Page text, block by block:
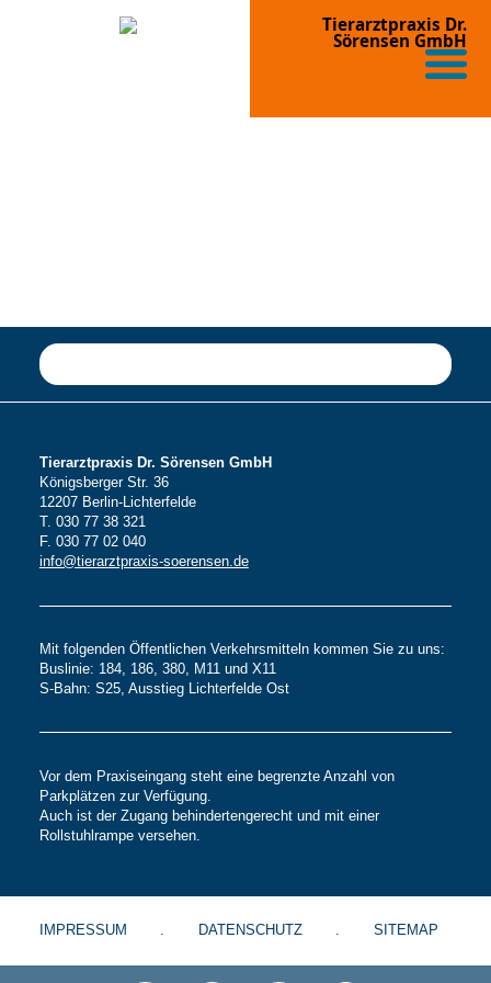
Tierarztpraxis Dr.
Sörensen GmbH
Tierarztpraxis Dr. Sörensen GmbH
Königsberger Str. 36
12207 Berlin-Lichterfelde
T. 030 77 38 321
F. 030 77 02 040
info@tierarztpraxis-soerensen.de
Mit folgenden Öffentlichen Verkehrsmitteln kommen Sie zu uns:
Buslinie: 184, 186, 380, M11 und X11
S-Bahn: S25, Ausstieg Lichterfelde Ost
Vor dem Praxiseingang steht eine begrenzte Anzahl von
Parkplätzen zur Verfügung.
Auch ist der Zugang behindertengerecht und mit einer
Rollstuhlrampe versehen.
IMPRESSUM DATENSCHUTZ SITEMAP